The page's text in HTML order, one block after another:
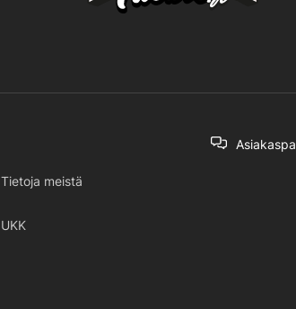
Tietoja meistä
UKK